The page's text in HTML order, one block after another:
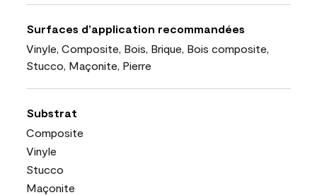
Surfaces d’application recommandées
Vinyle, Composite, Bois, Brique, Bois composite,
Stucco, Maçonite, Pierre
Substrat
Composite
Vinyle
Stucco
Maçonite